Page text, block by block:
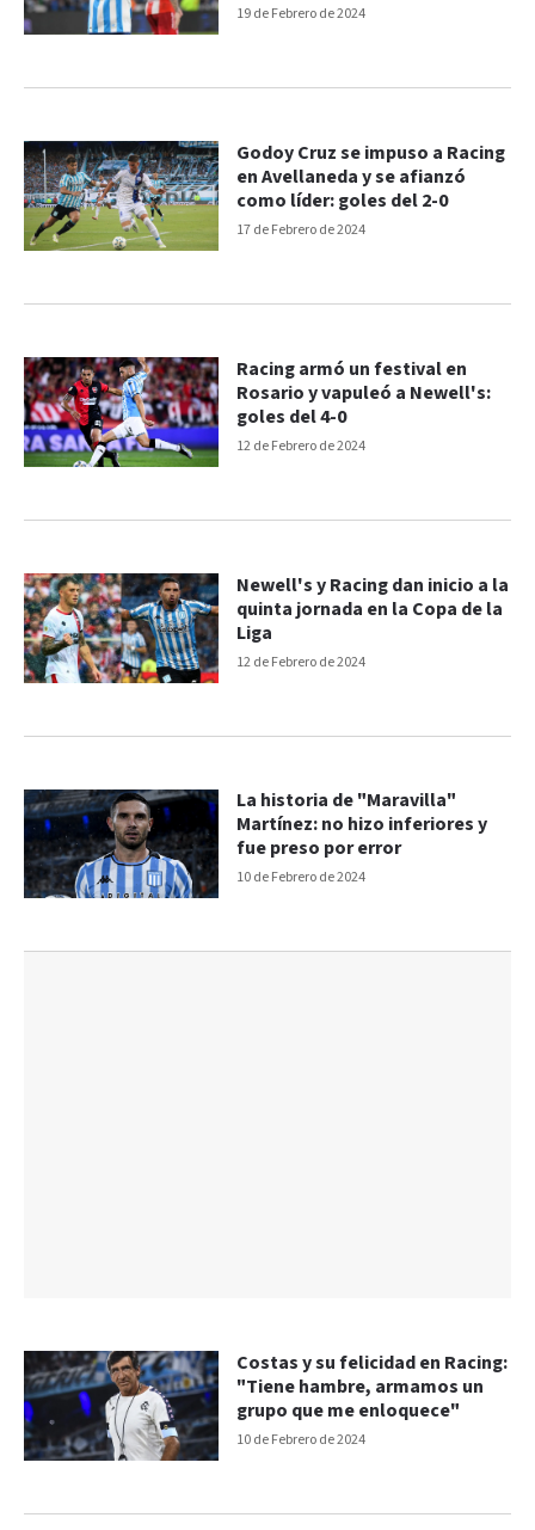
19 de Febrero de 2024
17 de Febrero de 2024
Godoy Cruz se impuso a Racing
en Avellaneda y se afianzó
como líder: goles del 2-0
12 de Febrero de 2024
Racing armó un festival en
Rosario y vapuleó a Newell's:
goles del 4-0
12 de Febrero de 2024
Newell's y Racing dan inicio a la
quinta jornada en la Copa de la
Liga
10 de Febrero de 2024
La historia de "Maravilla"
Martínez: no hizo inferiores y
fue preso por error
10 de Febrero de 2024
Costas y su felicidad en Racing:
"Tiene hambre, armamos un
grupo que me enloquece"